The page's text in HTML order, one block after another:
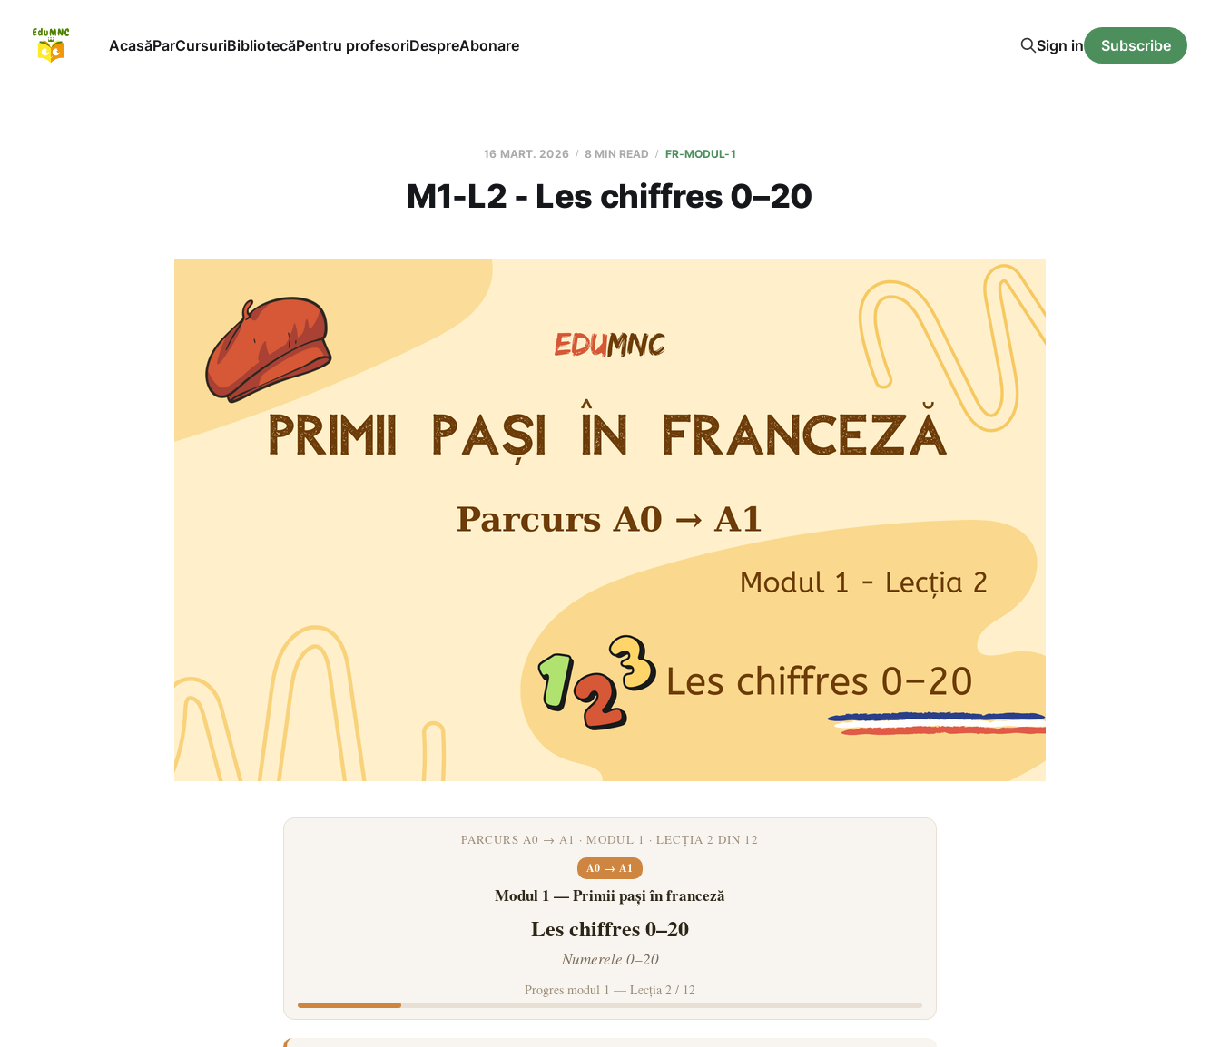
AcasăParCursuriBibliotecăPentru profesoriDespreAbonare Sign in Subscribe
16 MART. 2026 8 MIN READ FR-MODUL-1
M1-L2 - Les chiffres 0–20
PARCURS A0 → A1 · MODUL 1 · LECȚIA 2 DIN 12
A0 → A1
Modul 1 — Primii pași în franceză
Les chiffres 0–20
Numerele 0–20
Progres modul 1 — Lecția 2 / 12